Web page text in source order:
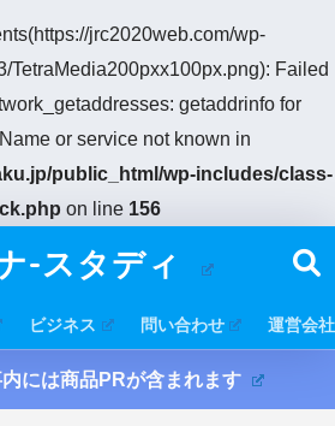
jrc2020web.com/wp-
TetraMedia200pxx100px.png): Failed
getaddrinfo for
or service not known in
public_html/wp-includes/class-
on line 156
-スタディ
ビジネス 問い合わせ 運営会社
には商品PRが含まれます